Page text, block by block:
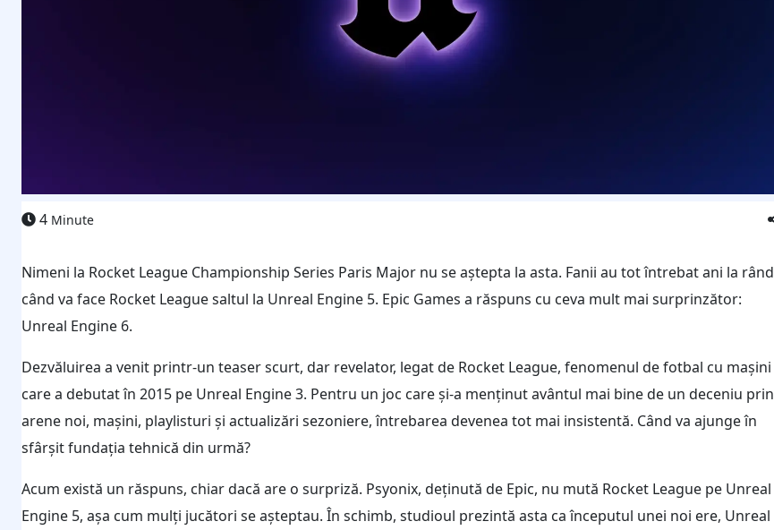
4 Minute
Nimeni la Rocket League Championship Series Paris Major nu se aștepta la asta. Fanii au tot întrebat ani la rând
când va face Rocket League saltul la Unreal Engine 5. Epic Games a răspuns cu ceva mult mai surprinzător:
Unreal Engine 6.
Dezvăluirea a venit printr-un teaser scurt, dar revelator, legat de Rocket League, fenomenul de fotbal cu mașini
care a debutat în 2015 pe Unreal Engine 3. Pentru un joc care și-a menținut avântul mai bine de un deceniu prin
arene noi, mașini, playlisturi și actualizări sezoniere, întrebarea devenea tot mai insistentă. Când va ajunge în
sfârșit fundația tehnică din urmă?
Acum există un răspuns, chiar dacă are o surpriză. Psyonix, deținută de Epic, nu mută Rocket League pe Unreal
Engine 5, așa cum mulți jucători se așteptau. În schimb, studioul prezintă asta ca începutul unei noi ere, Unreal